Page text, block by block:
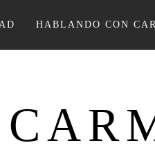
HABLANDO CON